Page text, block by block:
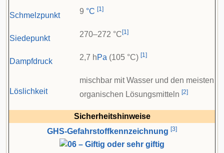
Schmelzpunkt 9 °C [1]
Siedepunkt 270–272 °C [1]
Dampfdruck 2,7 hPa (105 °C) [1]
Löslichkeit
mischbar mit Wasser und den meisten
organischen Lösungsmitteln [2]
Sicherheitshinweise
GHS-Gefahrstoffkennzeichnung [3]